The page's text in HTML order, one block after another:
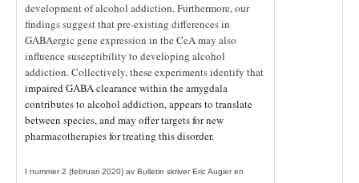
development of alcohol addiction. Furthermore, our
findings suggest that pre-existing differences in
GABAergic gene expression in the CeA may also
influence susceptibility to developing alcohol
addiction. Collectively, these experiments identify that
impaired GABA clearance within the amygdala
contributes to alcohol addiction, appears to translate
between species, and may offer targets for new
pharmacotherapies for treating this disorder.
I nummer 2 (februari 2020) av Bulletin skriver Eric Augier en